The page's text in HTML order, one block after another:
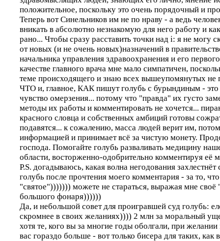
положительное, поскольку это очень порядочный и
Теперь вот Синельников им не по нраву - а ведь
вникать в абсолютно незнакомую для него работу и
рано... Чтобы сразу расставить точки над i: я не могу
от новых (и не очень новых)назначений в
начальника управления здравоохранения и его
качестве главного врача мне мало симпатичен,
теме происходящего и знаю всех вышеупомянутых не
ЧТО и, главное, КАК пишут голубь с бурындиным - это
чувство омерзения... потому что "правда" их густо
методы их работы и комментировать не хочется...
красного словца и собственных амбиций готовы
подавятся... к сожалению, масса людей верит им,
информацией и принимает всё за чистую монету.
господа. Помогайте голубь разваливать медицину
области, восторженно-одобрительно комментируя её
P.S. догадываюсь, какая волна негодования
голубь после прочтения моего комментария - за то,
"святое"))))))) можете не стараться, выражая мне
большого фонаря))))))
Да, и небольшой совет для проигравшей суд голубь:
скромнее в своих желаниях)))) 2 млн за моральный
хотя те, кого вы за многие годы оболгали, при
вас гораздо больше - вот только бисера для таких, как